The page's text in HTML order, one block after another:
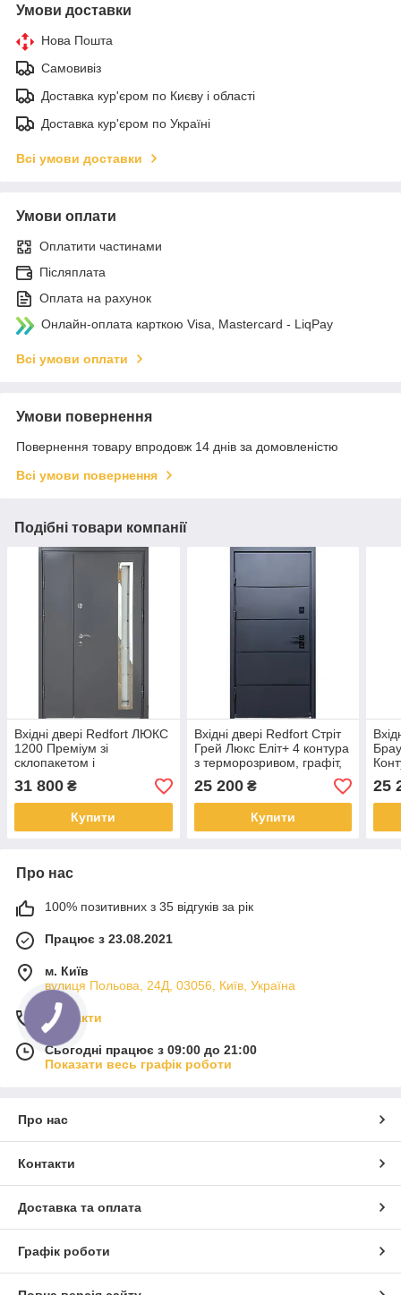
Умови доставки
Нова Пошта
Самовивіз
Доставка кур'єром по Києву і області
Доставка кур'єром по Україні
Всі умови доставки
Умови оплати
Оплатити частинами
Післяплата
Оплата на рахунок
Онлайн-оплата карткою Visa, Mastercard - LiqPay
Всі умови оплати
Умови повернення
Повернення товару впродовж 14 днів за домовленістю
Всі умови повернення
Подібні товари компанії
Вхідні двері Redfort ЛЮКС
1200 Преміум зі
склопакетом і
терморозривом, RAL 7024
/ антрацит, вуличні
31 800 ₴
Купити
Вхідні двері Redfort Стріт
Грей Люкс Еліт+ 4 контура
з терморозривом, графіт,
вуличні
25 200₴
Купити
25
Про нас
100% позитивних з 35 відгуків за рік
Працює з 23.08.2021
м. Київ
вулиця Польова, 24Д, 03056, Київ, Україна
Контакти
Сьогодні працює з 09:00 до 21:00
Показати весь графік роботи
Про нас
Контакти
Доставка та оплата
Графік роботи